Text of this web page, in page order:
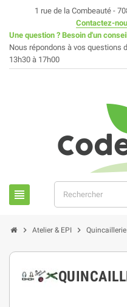
1 rue de la Combeauté -
Contactez-
Une question ? Besoin d'un
Nous répondons à vos questions
13h30 à 17h00
view_headline
chevron_right Atelier & EPI chevron_right